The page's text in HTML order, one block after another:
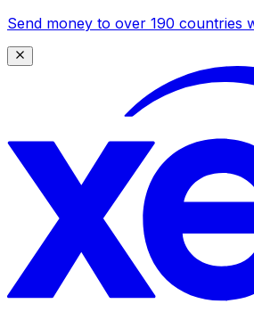
Send money to over 190 countries